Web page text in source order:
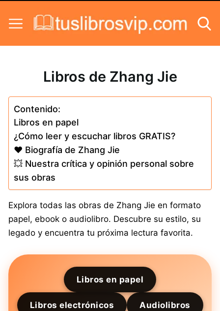
Libros de Zhang Jie
Contenido:
Libros en papel
¿Cómo leer y escuchar libros GRATIS?
❤️ Biografía de Zhang Jie
💥 Nuestra crítica y opinión personal sobre
sus obras
Explora todas las obras de Zhang Jie en formato
papel, ebook o audiolibro. Descubre su estilo, su
legado y encuentra tu próxima lectura favorita.
Libros en papel
Libros electrónicos Audiolibros